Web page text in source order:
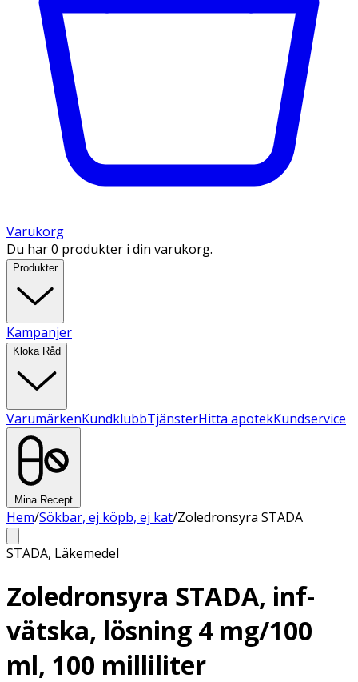
Varukorg
Du har 0 produkter i din varukorg.
Produkter
Kampanjer
Kloka Råd
VarumärkenKundklubbTjänsterHitta apotekKundservice
Mina Recept
Hem/Sökbar, ej köpb, ej kat/Zoledronsyra STADA
STADA, Läkemedel
Zoledronsyra STADA, inf-
vätska, lösning 4 mg/100
ml, 100 milliliter